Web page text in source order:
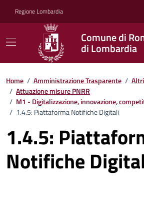
Regione Lombardia
Comune di
di Lombardia
Home / Amministrazione Trasparente /
/ Attuazione misure PNRR
/ M1 - Digitalizzazione, innovazione,
/ 1.4.5: Piattaforma Notifiche Digitali
1.4.5:
Notifiche